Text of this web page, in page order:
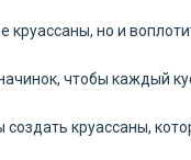
но и
чтобы каждый
круассаны,